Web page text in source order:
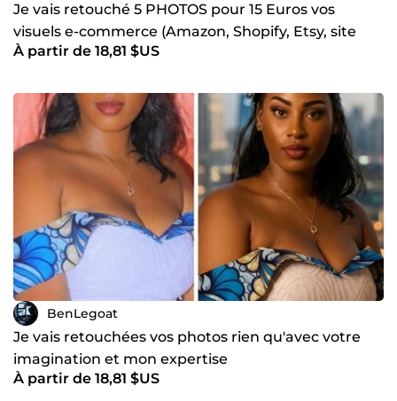
Je vais retouché 5 PHOTOS pour 15 Euros vos
visuels e-commerce (Amazon, Shopify, Etsy, site
web,etc)
À partir de 18,81 $US
BenLegoat
Je vais retouchées vos photos rien qu'avec votre
imagination et mon expertise
À partir de 18,81 $US